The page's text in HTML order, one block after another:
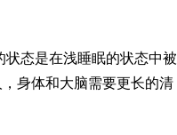
状态是在浅睡眠的状态中被
身体和大脑需要更长的清